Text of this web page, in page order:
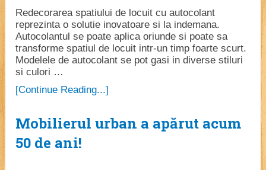
Redecorarea spatiului de locuit cu autocolant
reprezinta o solutie inovatoare si la indemana.
Autocolantul se poate aplica oriunde si poate sa
transforme spatiul de locuit intr-un timp foarte scurt.
Modelele de autocolant se pot gasi in diverse stiluri
si culori …
[Continue Reading...]
Mobilierul urban a apărut acum
50 de ani!